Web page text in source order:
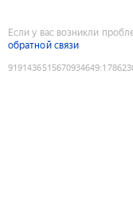
Если у вас возникли
обратной связи
9191436515670934649: